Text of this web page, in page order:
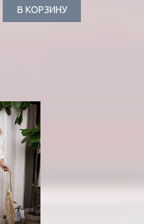
В КОРЗИНУ